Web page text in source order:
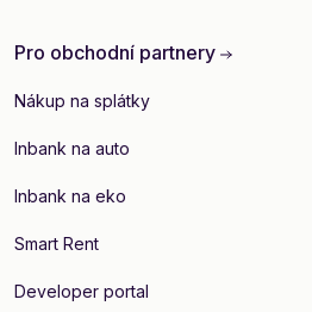
Pro obchodní partnery
Nákup na splátky
Inbank na auto
Inbank na eko
Smart Rent
Developer portal